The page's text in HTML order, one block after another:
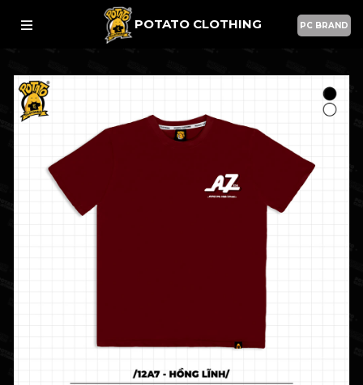
POTATO CLOTHING PC BRAND